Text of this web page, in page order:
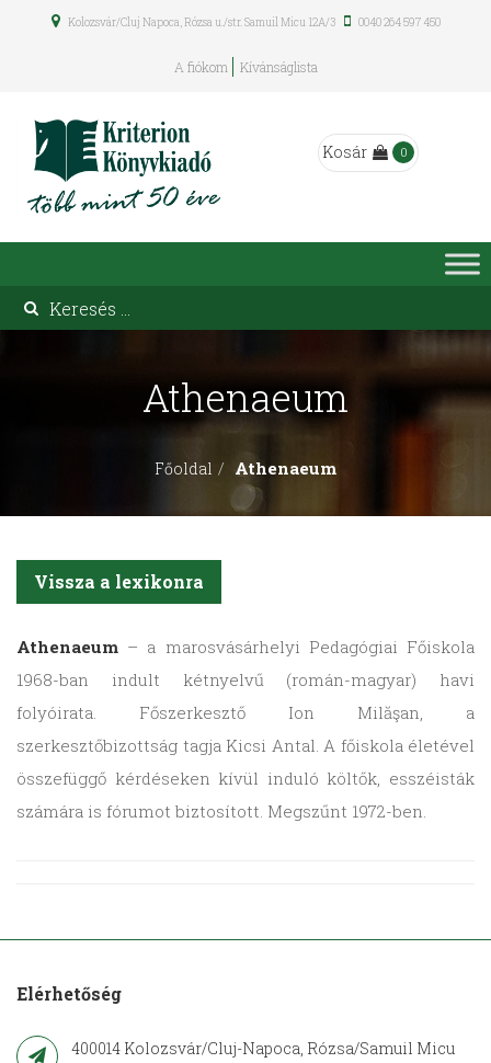
Kolozsvár/Cluj Napoca, Rózsa u./str. Samuil Micu 12A/3 0040 264 597 450
A fiókom Kívánságlista
Kosár 0
Athenaeum
Főoldal Athenaeum
Vissza a lexikonra
Athenaeum – a marosvásárhelyi Pedagógiai Főiskola
1968-ban indult kétnyelvű (román-magyar) havi
folyóirata. Főszerkesztő Ion Milăşan, a
szerkesztőbizottság tagja Kicsi Antal. A főiskola életével
összefüggő kérdéseken kívül induló költők, esszéisták
számára is fórumot biztosított. Megszűnt 1972-ben.
Elérhetőség
400014 Kolozsvár/Cluj-Napoca, Rózsa/Samuil Micu